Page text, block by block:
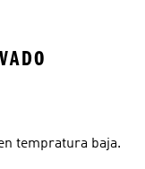
tempratura baja.